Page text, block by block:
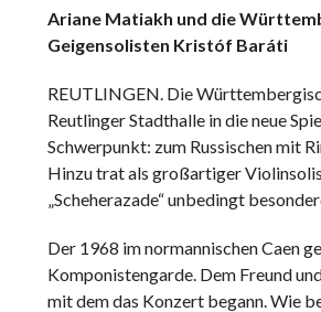
Ariane Matiakh und die
Geigensolisten Kristóf Baráti
REUTLINGEN. Die
Reutlinger Stadthalle in die neue
Schwerpunkt: zum Russischen mit
Hinzu trat als großartiger
„Scheherazade“ unbedingt
Der 1968 im normannischen Caen
Komponistengarde. Dem Freund
mit dem das Konzert begann. Wie